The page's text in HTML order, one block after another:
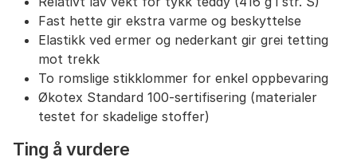
Fast hette gir ekstra varme og beskyttelse
Elastikk ved ermer og nederkant gir grei tetting
mot trekk
To romslige stikklommer for enkel oppbevaring
Økotex Standard 100-sertifisering (materialer
testet for skadelige stoffer)
Ting å vurdere